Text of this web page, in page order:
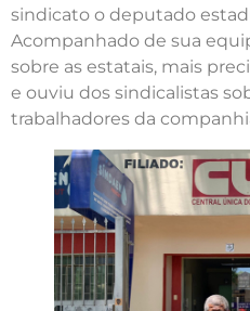
sindicato o deputado
Acompanhado de sua
sobre as estatais, mais
e ouviu dos sindicalistas
trabalhadores da